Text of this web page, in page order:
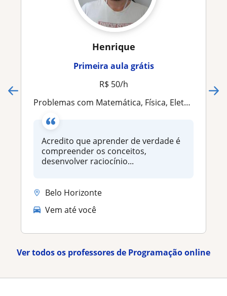
Henrique
Primeira aula grátis
R$ 50/h
Problemas com Matemática, Física, Eletrotécnica, Inglês ou Programação? Eu te ajudo a entender =)
Acredito que aprender de verdade é
compreender os conceitos,
desenvolver raciocínio...
Belo Horizonte
Vem até você
Ver todos os professores de Programação online